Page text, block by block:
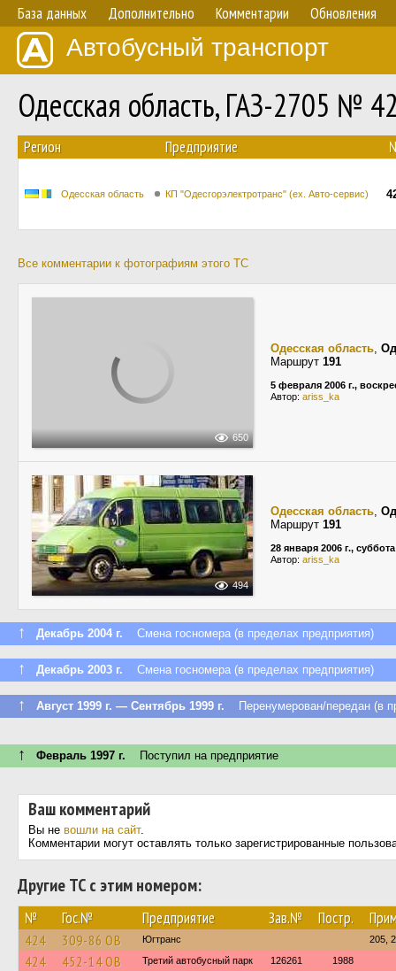
База данных Дополнительно Комментарии Обновления
Автобусный транспорт
Одесская область, ГАЗ-2705 №
Регион Предприятие
Одесская область КП "Одесгорэлектротранс" (ех. Авто-сервис)
Все комментарии к фотографиям этого ТС
650
Одесская область,
Маршрут 191
5 февраля 2006 г.,
Автор: ariss_ka
494
Одесская область,
Маршрут 191
28 января 2006 г., суббота
Автор: ariss_ka
↑ Декабрь 2004 г. Смена госномера (в пределах предприятия)
↑ Декабрь 2003 г. Смена госномера (в пределах предприятия)
↑ Август 1999 г. — Сентябрь 1999 г. Перенумерован/передан (в
↑ Февраль 1997 г. Поступил на предприятие
Ваш комментарий
Вы не вошли на сайт.
Комментарии могут оставлять только зарегистрированные
Другие ТС с этим номером:
№ Гос.№ Предприятие Зав.№ Постр.
424 309-86 ОВ Югтранс 205,
424 452-14 ОВ Третий автобусный парк 126261 1988